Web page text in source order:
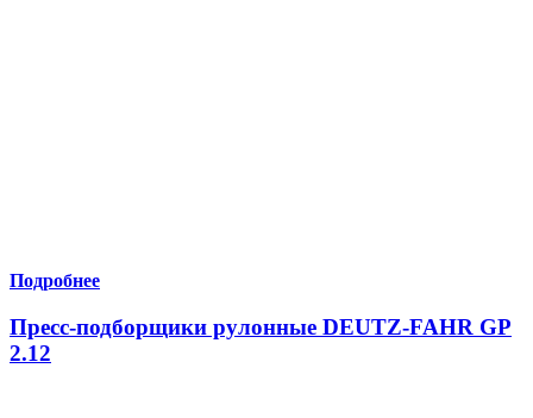
Подробнее
Пресс-подборщики рулонные DEUTZ-FAHR GP
2.12